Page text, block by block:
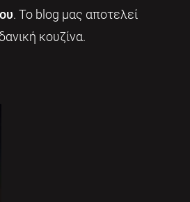
. Το blog μας αποτελεί
κουζίνα.